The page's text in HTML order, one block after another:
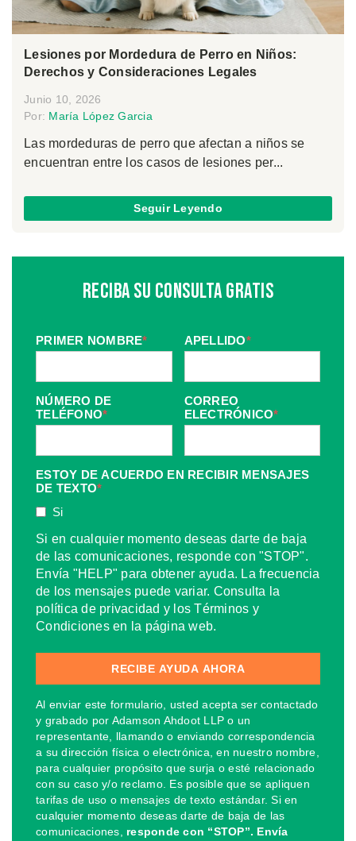
Lesiones por Mordedura de Perro en Niños:
Derechos y Consideraciones Legales
Junio 10, 2026
Por: María López Garcia
Las mordeduras de perro que afectan a niños se
encuentran entre los casos de lesiones per...
Seguir Leyendo
Reciba Su Consulta Gratis
PRIMER NOMBRE* APELLIDO*
NÚMERO DE
TELÉFONO*
CORREO
ELECTRÓNICO*
ESTOY DE ACUERDO EN RECIBIR MENSAJES
DE TEXTO*
Si
Si en cualquier momento deseas darte de baja
de las comunicaciones, responde con "STOP".
Envía "HELP" para obtener ayuda. La frecuencia
de los mensajes puede variar. Consulta la
política de privacidad y los Términos y
Condiciones en la página web.
Al enviar este formulario, usted acepta ser contactado
y grabado por Adamson Ahdoot LLP o un
representante, llamando o enviando correspondencia
a su dirección física o electrónica, en nuestro nombre,
para cualquier propósito que surja o esté relacionado
con su caso y/o reclamo. Es posible que se apliquen
tarifas de uso o mensajes de texto estándar. Si en
cualquier momento deseas darte de baja de las
comunicaciones, responde con “STOP”. Envía